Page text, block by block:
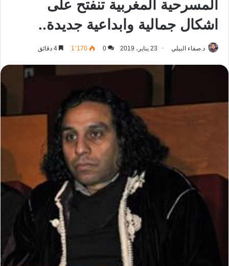
المسرحية المغربية تنفتح على
اشكال جمالية وابداعية جديدة..
د.صفاء البيلي 23 يناير، 2019 0 1٬170